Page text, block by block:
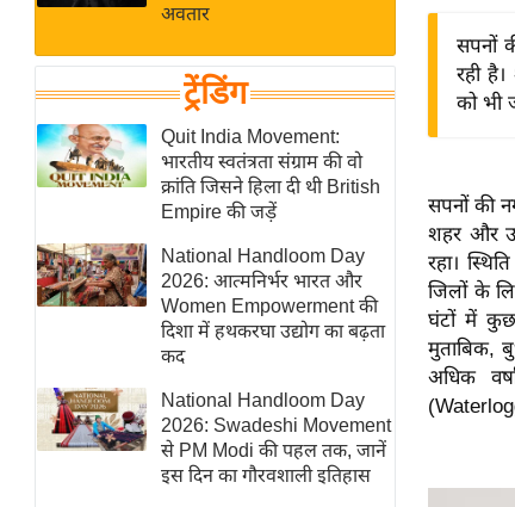
शख्सियत
यंग इंडिया
साहित्य जगत
ऑटो वर्ल्ड
न्यूज ब्रीफ
मनोरंजन जगत
बॉलीवुड
हॉलीवुड
फिल्म समीक्षा
Breaking
News
लाइफस्टाइल
टेक्नॉलॉजी
अवतार
ट्रेंडिंग
Quit India Movement:
भारतीय स्वतंत्रता संग्राम की वो
क्रांति जिसने हिला दी थी British
Empire की जड़ें
National Handloom Day
2026: आत्मनिर्भर भारत और
Women Empowerment की
दिशा में हथकरघा उद्योग का बढ़ता
कद
National Handloom Day
2026: Swadeshi Movement
से PM Modi की पहल तक, जानें
इस दिन का गौरवशाली इतिहास
सपनों
रही
को भी
सपनों की
शहर और
रहा।
जिलों के
घंटों में कुछ
मुताबिक,
अधिक